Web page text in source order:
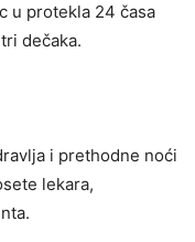
u protekla 24 časa
dečaka.
i prethodne noći
lekara,